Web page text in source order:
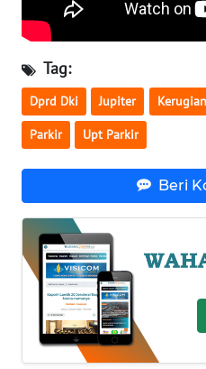
Tag:
Dprd Dki Jupiter Kerugian
Parkir Upt Parkir
Beri
WN
SULTRA
WN
NTB
WN
SULBAR
WN
BABEL